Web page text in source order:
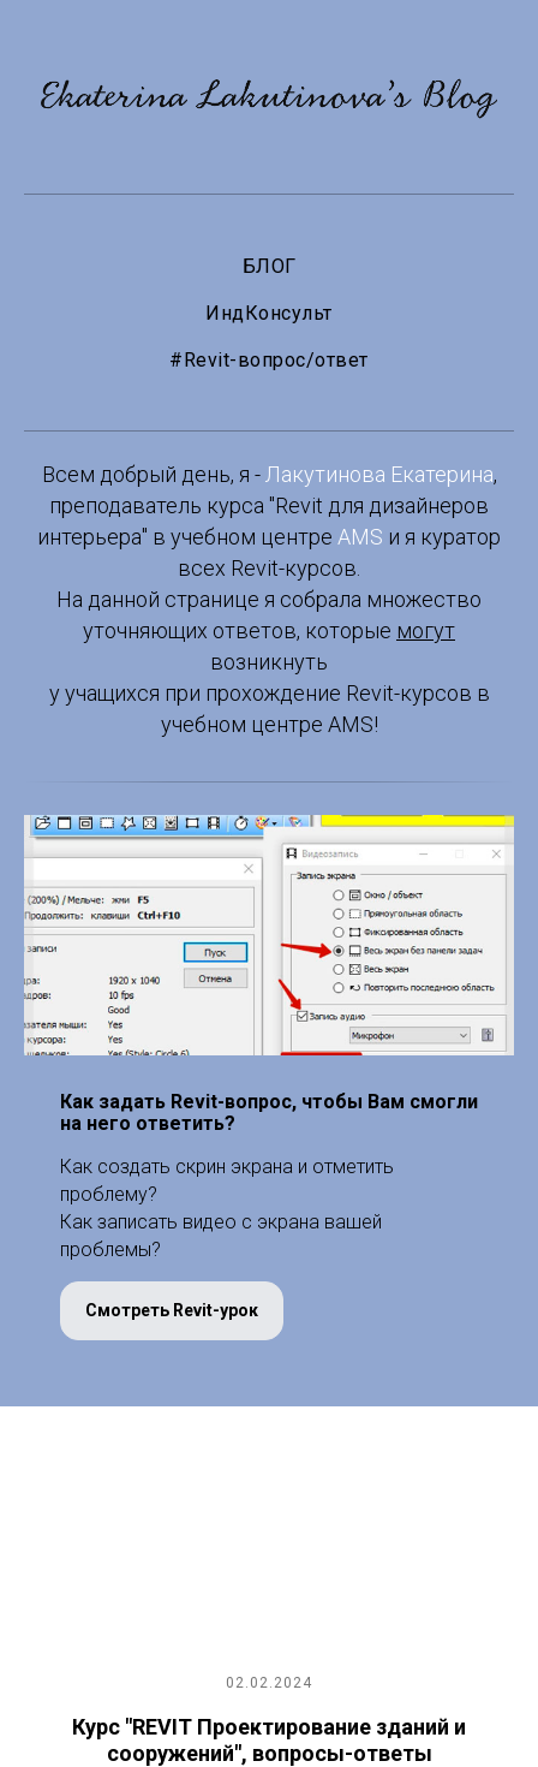
БЛОГ
ИндКонсульт
#Revit-вопрос/ответ
Всем добрый день, я - Лакутинова Екатерина,
преподаватель курса "Revit для дизайнеров
интерьера" в учебном центре AMS и я куратор
всех Revit-курсов.
На данной странице я собрала множество
уточняющих ответов, которые могут
возникнуть
у учащихся при прохождение Revit-курсов в
учебном центре AMS!
Как задать Revit-вопрос, чтобы Вам смогли
на него ответить?
Как создать скрин экрана и отметить
проблему?
Как записать видео с экрана вашей
проблемы?
Смотреть Revit-урок
02.02.2024
Курс "REVIT Проектирование зданий и
сооружений", вопросы-ответы